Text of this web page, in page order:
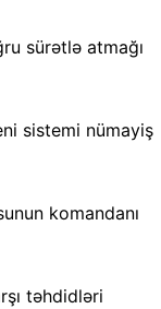
sürətlə atmağı
sistemi nümayiş
komandanı
təhdidləri